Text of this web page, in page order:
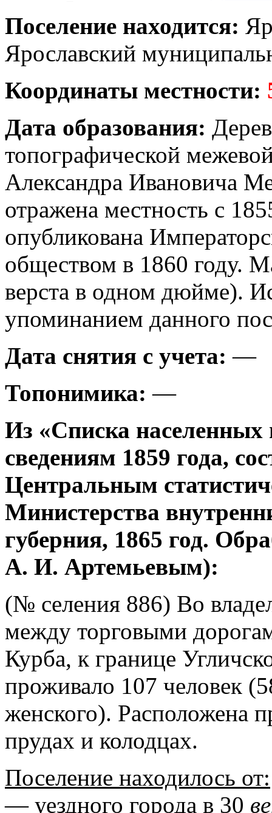
Поселение находится:
Ярославский
Координаты местности:
Дата образования:
топографической
Александра Ивановича
отражена местность с
опубликована
обществом в 1860 году.
верста в одном дюйме).
упоминанием данного
Дата снятия с учета: —
Топонимика: —
Из «Списка населенных
сведениям 1859 года,
Центральным
Министерства
губерния, 1865 год.
А. И. Артемьевым):
(№ селения 886) Во
между торговыми
Курба, к границе
проживало 107 человек
женского). Расположена
прудах и колодцах.
Поселение находилось от:
— уездного города в 30